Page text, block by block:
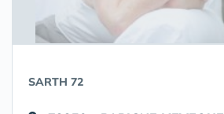
SARTH 72